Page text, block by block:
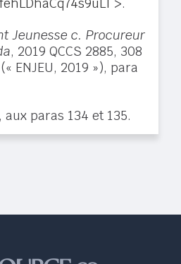
Jeunesse c. Procureur
, 2019 QCCS 2885, 308
ENJEU, 2019 »), para
, aux paras 134 et 135.